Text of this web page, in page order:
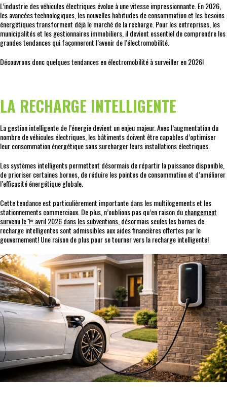
L’industrie des véhicules électriques évolue à une vitesse impressionnante. En 2026,
les avancées technologiques, les nouvelles habitudes de consommation et les besoins
énergétiques transforment déjà le marché de la recharge. Pour les entreprises, les
municipalités et les gestionnaires immobiliers, il devient essentiel de comprendre les
grandes tendances qui façonneront l’avenir de l’électromobilité.
Découvrons donc quelques tendances en électromobilité à surveiller en 2026!
LA RECHARGE INTELLIGENTE
La gestion intelligente de l’énergie devient un enjeu majeur. Avec l’augmentation du
nombre de véhicules électriques, les bâtiments doivent être capables d’optimiser
leur consommation énergétique sans surcharger leurs installations électriques.
Les systèmes intelligents permettent désormais de répartir la puissance disponible,
de prioriser certaines bornes, de réduire les pointes de consommation et d’améliorer
l’efficacité énergétique globale.
Cette tendance est particulièrement importante dans les multilogements et les
stationnements commerciaux. De plus, n’oublions pas qu’en raison duchangement
survenu le 1eravril 2026 dans les subventions , désormais seules les bornes de
recharge intelligentes sont admissibles aux aides financières offertes par le
gouvernement! Une raison de plus pour se tourner vers la recharge intelligente!